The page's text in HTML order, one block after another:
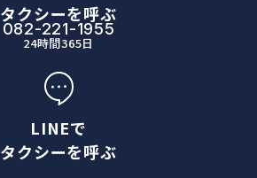
タクシーを呼ぶ
082-221-1955
24時間365日
LINEで
タクシーを呼ぶ